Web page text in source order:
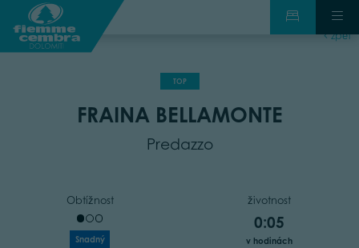
zpět
TOP
FRAINA BELLAMONTE
Predazzo
Obtížnost
Snadný
životnost
0:05
v hodinách